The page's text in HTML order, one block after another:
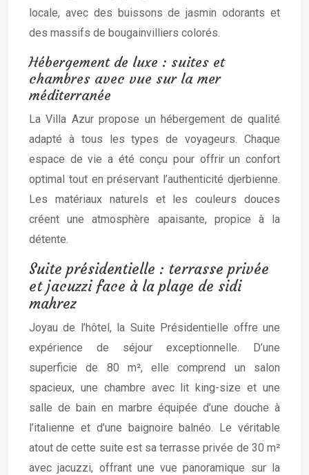
locale, avec des buissons de jasmin odorants et
des massifs de bougainvilliers colorés.
Hébergement de luxe : suites et
chambres avec vue sur la mer
méditerranée
La Villa Azur propose un hébergement de qualité
adapté à tous les types de voyageurs. Chaque
espace de vie a été conçu pour offrir un confort
optimal tout en préservant l’authenticité djerbienne.
Les matériaux naturels et les couleurs douces
créent une atmosphère apaisante, propice à la
détente.
Suite présidentielle : terrasse privée
et jacuzzi face à la plage de sidi
mahrez
Joyau de l’hôtel, la Suite Présidentielle offre une
expérience de séjour exceptionnelle. D’une
superficie de 80 m², elle comprend un salon
spacieux, une chambre avec lit king-size et une
salle de bain en marbre équipée d’une douche à
l’italienne et d’une baignoire balnéo. Le véritable
atout de cette suite est sa terrasse privée de 30 m²
avec jacuzzi, offrant une vue panoramique sur la